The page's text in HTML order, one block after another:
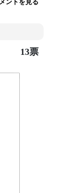
ントを見る
13票